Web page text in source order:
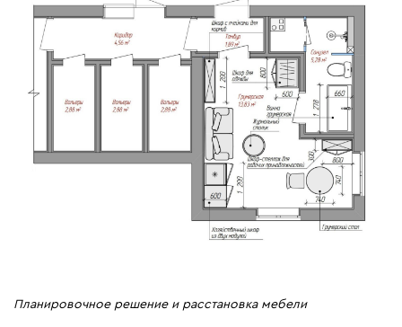
Планировочное решение и расстановка мебели